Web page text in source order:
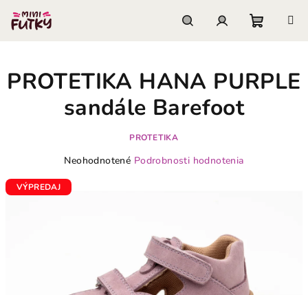
obsah
košík
PROTETIKA HANA PURPLE
sandále Barefoot
PROTETIKA
Priemerné
produktu
Neohodnotené Podrobnosti hodnotenia
VÝPREDAJ